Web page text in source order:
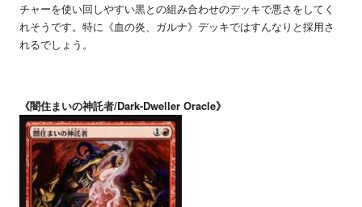
チャーを使い回しやすい黒との組み合わせのデッキで悪さをしてく
れそうです。特に《血の炎、ガルナ》デッキではすんなりと採用さ
れるでしょう。
《闇住まいの神託者/Dark-Dweller Oracle》